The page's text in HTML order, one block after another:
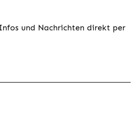
und Nachrichten direkt per